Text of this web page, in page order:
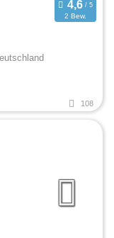
2 Bew.
108